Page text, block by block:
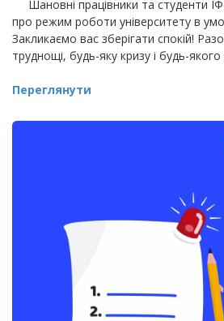
Шановні працівники та студенти
про режим роботи університету в
Закликаємо вас зберігати спокій!
труднощі, будь-яку кризу і будь-
Переглянути